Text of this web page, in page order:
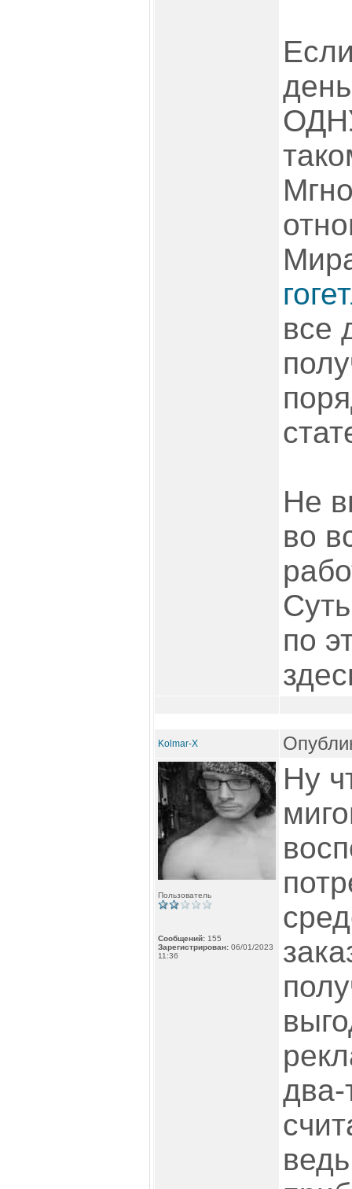
все
Не
во
по
Kolmar-X
Пользователь
Сообщений: 155
Зарегистрирован: 06/01/2023
11:36
Ну
два-